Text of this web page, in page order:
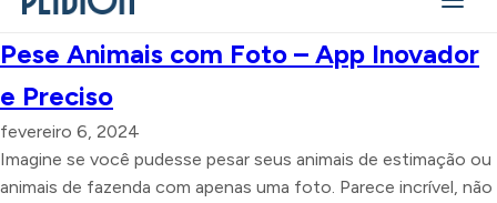
Pese Animais com Foto – App Inovador
e Preciso
fevereiro 6, 2024
Imagine se você pudesse pesar seus animais de estimação ou
animais de fazenda com apenas uma foto. Parece incrível, não